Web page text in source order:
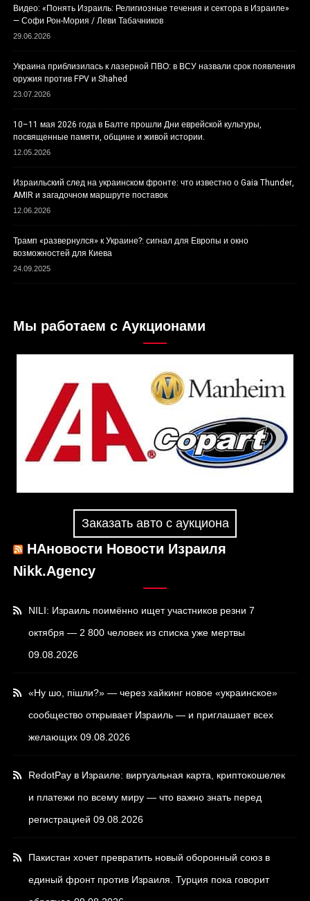
Видео: «Понять Израиль: Религиозные течения и сектора в Израиле»
— Софи Рон-Мория / Леви Табачников
29.06.2026
Украина приблизилась к лазерной ПВО: в ВСУ назвали срок появления
оружия против FPV и Shahed
23.07.2026
10–11 мая 2026 года в Балте прошли Дни еврейской культуры,
посвященные памяти, общине и живой истории.
12.05.2026
Израильский след на украинском фронте: что известно о Gaia Thunder,
AMIR и загадочном маршруте поставок
12.06.2026
Трамп «развернулся» к Украине?: сигнал для Европы и окно
возможностей для Киева
24.09.2025
Мы работаем с Аукционами
Заказать авто с аукциона
НАновости Новости Израиля
Nikk.Agency
NILI: Израиль поимённо ищет участников резни 7
октября — 2 800 человек из списка уже мертвы
09.08.2026
«Ну шо, пішли?» — через хайкинг новое «украинское»
сообщество открывает Израиль — и приглашает всех
желающих 09.08.2026
RedotPay в Израиле: виртуальная карта, криптокошелек
и платежи по всему миру — что важно знать перед
регистрацией 09.08.2026
Пакистан хочет превратить новый оборонный союз в
единый фронт против Израиля. Турция пока говорит